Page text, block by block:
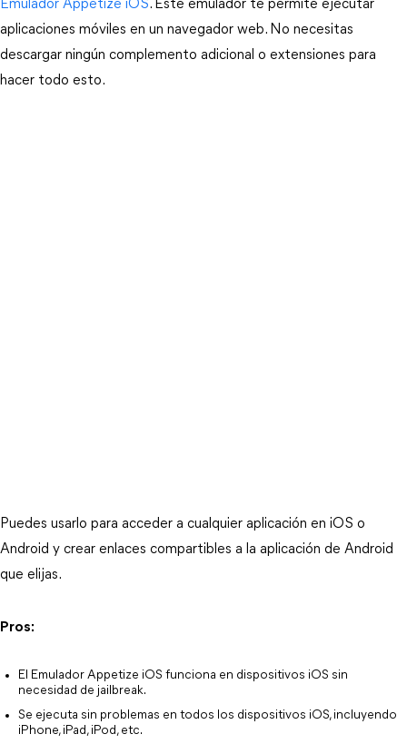
Emulador Appetize iOS. Este emulador te permite ejecutar
aplicaciones móviles en un navegador web. No necesitas
descargar ningún complemento adicional o extensiones para
hacer todo esto.
Puedes usarlo para acceder a cualquier aplicación en iOS o
Android y crear enlaces compartibles a la aplicación de Android
que elijas.
Pros:
El Emulador Appetize iOS funciona en dispositivos iOS sin
necesidad de jailbreak.
Se ejecuta sin problemas en todos los dispositivos iOS, incluyendo
iPhone, iPad, iPod, etc.